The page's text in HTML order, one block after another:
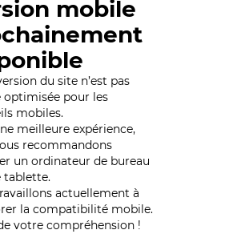
mobile
du site n’est pas
optimisée pour les
mobiles.
meilleure expérience,
recommandons
un ordinateur de bureau
tablette.
actuellement à
la compatibilité mobile.
votre compréhension !